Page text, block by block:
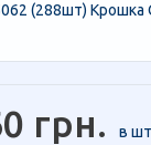
(288шт)
грн. в